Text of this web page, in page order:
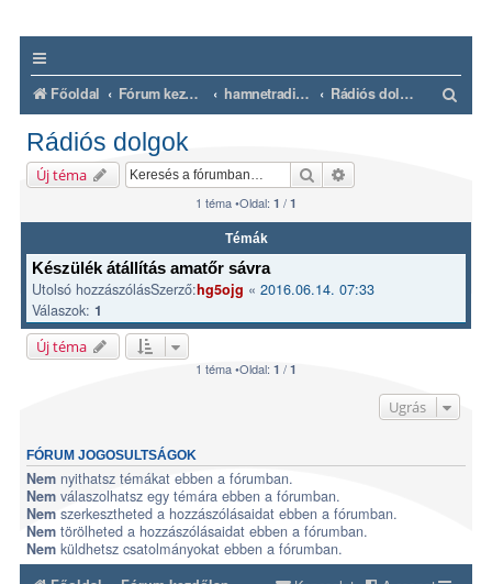
Főoldal Fórum kezdőlap hamnetradio.hu Rádiós dolgok
Rádiós dolgok
Új téma Keresés
1 téma •Oldal: 1 / 1
Témák
Készülék átállítás amatőr sávra
Utolsó hozzászólásSzerző:hg5ojg «2016.06.14. 07:33
Válaszok:1
Új téma
1 téma •Oldal: 1 / 1
Ugrás
FÓRUM JOGOSULTSÁGOK
Nem nyithatsz témákat ebben a fórumban.
Nem válaszolhatsz egy témára ebben a fórumban.
Nem szerkesztheted a hozzászólásaidat ebben a fórumban.
Nem törölheted a hozzászólásaidat ebben a fórumban.
Nem küldhetsz csatolmányokat ebben a fórumban.